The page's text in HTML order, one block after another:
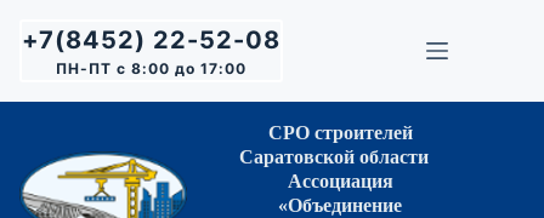
сути+7(8452) 22-52-08
ПН-ПТ с 8:00 до 17:00
СРО строителей
Саратовской области
Ассоциация
«Объединение